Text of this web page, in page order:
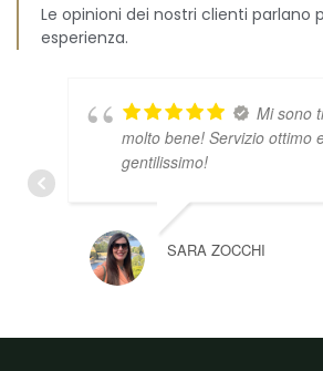
Le opinioni dei nostri clienti parlano
esperienza.
Mi sono
molto bene! Servizio ottimo
gentilissimo!
SARA ZOCCHI